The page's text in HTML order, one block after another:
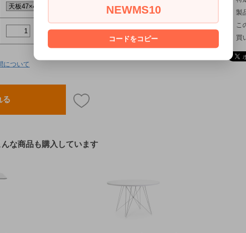
について
製
こ
買
な商品も購入しています
NEWMS10
コードをコピー